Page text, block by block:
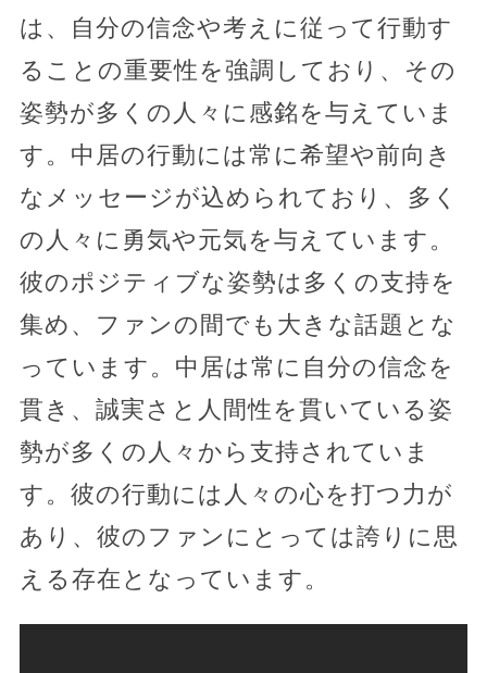
は、自分の信念や考えに従って行動す
ることの重要性を強調しており、その
姿勢が多くの人々に感銘を与えていま
す。中居の行動には常に希望や前向き
なメッセージが込められており、多く
の人々に勇気や元気を与えています。
彼のポジティブな姿勢は多くの支持を
集め、ファンの間でも大きな話題とな
っています。中居は常に自分の信念を
貫き、誠実さと人間性を貫いている姿
勢が多くの人々から支持されていま
す。彼の行動には人々の心を打つ力が
あり、彼のファンにとっては誇りに思
える存在となっています。